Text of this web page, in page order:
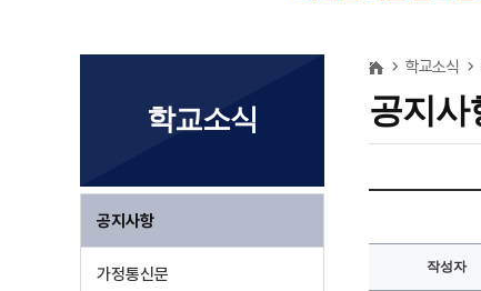
학교소식
공지사항
가정통신문
학교소식
공지사
작성자